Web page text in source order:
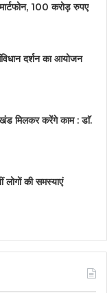
100 करोड़ रुपए
दर्शन का आयोजन
मिलकर करेंगे काम : डाॅ.
की समस्याएं